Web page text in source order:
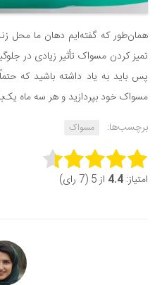
همان‌طور که گفته‌ایم دهان ما محل
تمیز کردن مسواک تأثیر زیادی در
پس باید به یاد داشته باشید که
مسواک خود بپردازید و هر سه ماه
برچسب‌ها:
مسواک
Rate this item:
امتیاز: 4.4 از 5 (7 رای)